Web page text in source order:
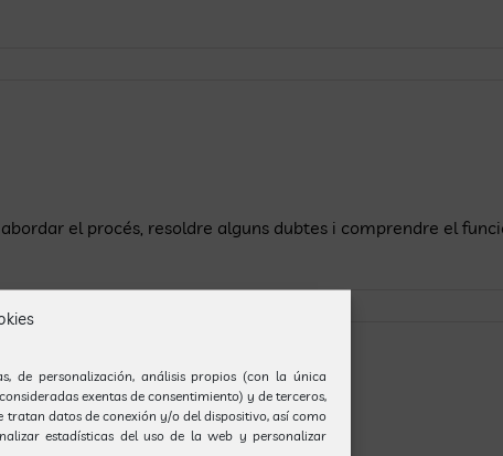
de personalización, análisis propios (con la única
exentas de consentimiento) y de terceros,
datos de conexión y/o del dispositivo, así como
estadísticas del uso de la web y personalizar
el procés, resoldre alguns dubtes i comprendre el